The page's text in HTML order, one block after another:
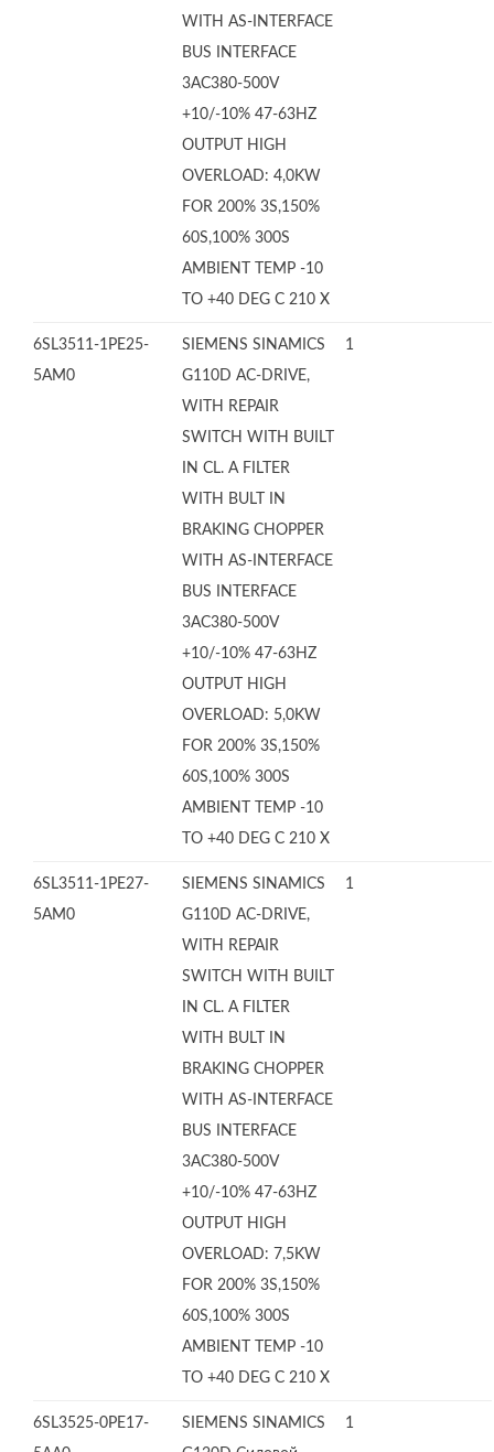
WITH AS-INTERFACE
BUS INTERFACE
3AC380-500V
+10/-10% 47-63HZ
OUTPUT HIGH
OVERLOAD: 4,0KW
FOR 200% 3S,150%
60S,100% 300S
AMBIENT TEMP -10
TO +40 DEG C 210 X
6SL3511-1PE25-
5AM0
SIEMENS SINAMICS
G110D AC-DRIVE,
WITH REPAIR
SWITCH WITH BUILT
IN CL. A FILTER
WITH BULT IN
BRAKING CHOPPER
WITH AS-INTERFACE
BUS INTERFACE
3AC380-500V
+10/-10% 47-63HZ
OUTPUT HIGH
OVERLOAD: 5,0KW
FOR 200% 3S,150%
60S,100% 300S
AMBIENT TEMP -10
TO +40 DEG C 210 X
1
6SL3511-1PE27-
5AM0
SIEMENS SINAMICS
G110D AC-DRIVE,
WITH REPAIR
SWITCH WITH BUILT
IN CL. A FILTER
WITH BULT IN
BRAKING CHOPPER
WITH AS-INTERFACE
BUS INTERFACE
3AC380-500V
+10/-10% 47-63HZ
OUTPUT HIGH
OVERLOAD: 7,5KW
FOR 200% 3S,150%
60S,100% 300S
AMBIENT TEMP -10
TO +40 DEG C 210 X
1
6SL3525-0PE17-
SIEMENS SINAMICS
1